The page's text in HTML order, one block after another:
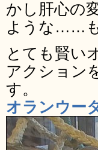
かし肝心の
ような……
とても賢い
アクション
す。
オランウー